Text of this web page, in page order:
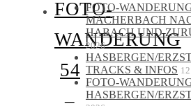
FOTO-
WANDERUNG
54
–
FOTO-
MACHERBACH
HABACH UND
2026
HASBERGEN/
TRACKS & INFOS
FOTO-
HASBERGEN/